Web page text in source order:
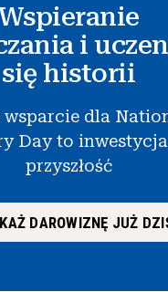
i
się historii
wsparcie dla
Day to
przyszłość
DAROWIZNĘ JUŻ